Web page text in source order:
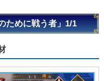
ために戦う者」1/1